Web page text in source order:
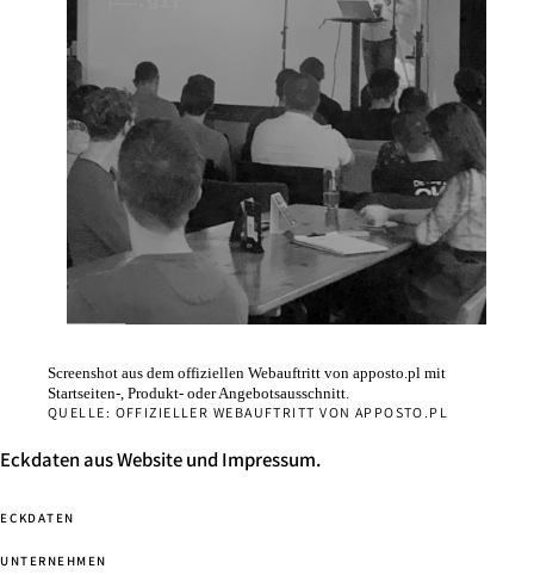
Screenshot aus dem offiziellen Webauftritt von apposto.pl mit
Startseiten-, Produkt- oder Angebotsausschnitt.
QUELLE: OFFIZIELLER WEBAUFTRITT VON APPOSTO.PL
Eckdaten aus Website und Impressum.
ECKDATEN
UNTERNEHMEN